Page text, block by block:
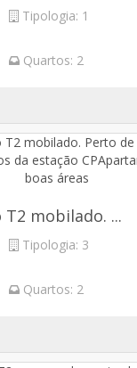
Tipologia: 1
Quartos: 2
mobilado. ...
Tipologia: 3
Quartos: 2